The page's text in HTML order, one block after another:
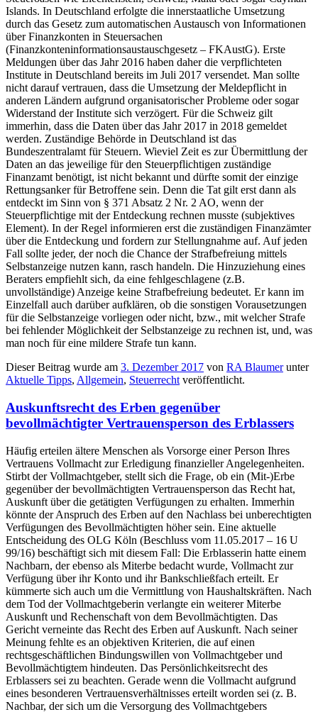
Islands. In Deutschland erfolgte die innerstaatliche Umsetzung
durch das Gesetz zum automatischen Austausch von Informationen
über Finanzkonten in Steuersachen
(Finanzkonteninformationsaustauschgesetz – FKAustG). Erste
Meldungen über das Jahr 2016 haben daher die verpflichteten
Institute in Deutschland bereits im Juli 2017 versendet. Man sollte
nicht darauf vertrauen, dass die Umsetzung der Meldepflicht in
anderen Ländern aufgrund organisatorischer Probleme oder sogar
Widerstand der Institute sich verzögert. Für die Schweiz gilt
immerhin, dass die Daten über das Jahr 2017 in 2018 gemeldet
werden. Zuständige Behörde in Deutschland ist das
Bundeszentralamt für Steuern. Wieviel Zeit es zur Übermittlung der
Daten an das jeweilige für den Steuerpflichtigen zuständige
Finanzamt benötigt, ist nicht bekannt und dürfte somit der einzige
Rettungsanker für Betroffene sein. Denn die Tat gilt erst dann als
entdeckt im Sinn von § 371 Absatz 2 Nr. 2 AO, wenn der
Steuerpflichtige mit der Entdeckung rechnen musste (subjektives
Element). In der Regel informieren erst die zuständigen Finanzämter
über die Entdeckung und fordern zur Stellungnahme auf. Auf jeden
Fall sollte jeder, der noch die Chance der Strafbefreiung mittels
Selbstanzeige nutzen kann, rasch handeln. Die Hinzuziehung eines
Beraters empfiehlt sich, da eine fehlgeschlagene (z.B.
unvollständige) Anzeige keine Strafbefreiung bedeutet. Er kann im
Einzelfall auch darüber aufklären, ob die sonstigen Vorausetzungen
für die Selbstanzeige vorliegen oder nicht, bzw., mit welcher Strafe
bei fehlender Möglichkeit der Selbstanzeige zu rechnen ist, und, was
man noch für eine mildere Strafe tun kann.
Dieser Beitrag wurde am 3. Dezember 2017 von RA Blaumerunter
Aktuelle Tipps, Allgemein, Steuerrechtveröffentlicht.
Auskunftsrecht des Erben gegenüber
bevollmächtigter Vertrauensperson des Erblassers
Häufig erteilen ältere Menschen als Vorsorge einer Person Ihres
Vertrauens Vollmacht zur Erledigung finanzieller Angelegenheiten.
Stirbt der Vollmachtgeber, stellt sich die Frage, ob ein (Mit-)Erbe
gegenüber der bevollmächtigten Vertrauensperson das Recht hat,
Auskunft über die getätigten Verfügungen zu erhalten. Immerhin
könnte der Anspruch des Erben auf den Nachlass bei unberechtigten
Verfügungen des Bevollmächtigten höher sein. Eine aktuelle
Entscheidung des OLG Köln (Beschluss vom 11.05.2017 – 16 U
99/16) beschäftigt sich mit diesem Fall: Die Erblasserin hatte einem
Nachbarn, der ebenso als Miterbe bedacht wurde, Vollmacht zur
Verfügung über ihr Konto und ihr Bankschließfach erteilt. Er
kümmerte sich auch um die Vermittlung von Haushaltskräften. Nach
dem Tod der Vollmachtgeberin verlangte ein weiterer Miterbe
Auskunft und Rechenschaft von dem Bevollmächtigten. Das
Gericht verneinte das Recht des Erben auf Auskunft. Nach seiner
Meinung fehlte es an objektiven Kriterien, die auf einen
rechtsgeschäftlichen Bindungswillen von Vollmachtgeber und
Bevollmächtigtem hindeuten. Das Persönlichkeitsrecht des
Erblassers sei zu beachten. Gerade wenn die Vollmacht aufgrund
eines besonderen Vertrauensverhältnisses erteilt worden sei (z. B.
Nachbar, der sich um die Versorgung des Vollmachtgebers